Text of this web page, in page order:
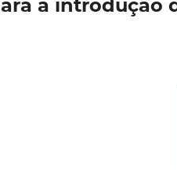
a introdução